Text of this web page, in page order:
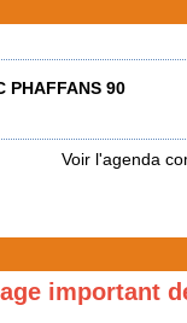
PHAFFANS 90
Voir l'agenda
important